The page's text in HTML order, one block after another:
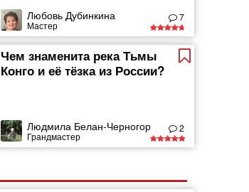
Любовь Дубинкина
Мастер
7
Чем знаменита река Тьмы
Конго и её тёзка из России?
Людмила Белан-Черногор
Грандмастер
2